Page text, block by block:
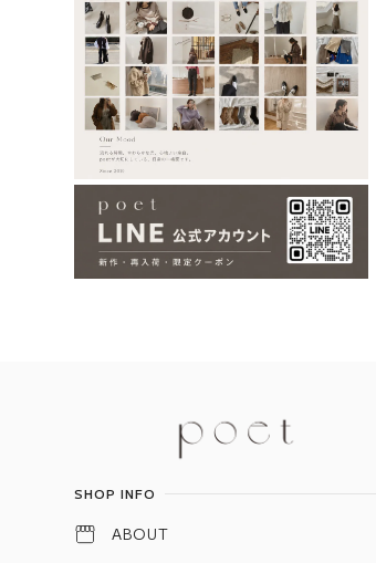
Information
SHOP INFO
ABOUT